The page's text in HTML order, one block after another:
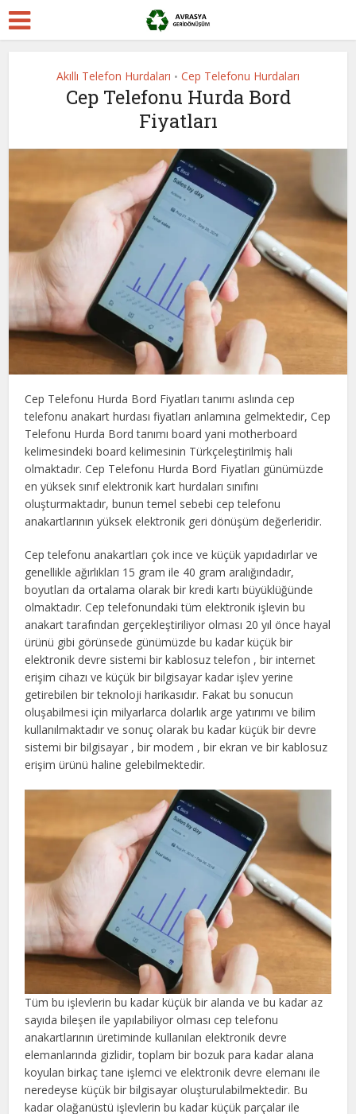
Akıllı Telefon Hurdaları • Cep Telefonu Hurdaları
Cep Telefonu Hurda Bord
Fiyatları
Cep Telefonu Hurda Bord Fiyatları tanımı aslında cep
telefonu anakart hurdası fiyatları anlamına gelmektedir, Cep
Telefonu Hurda Bord tanımı board yani motherboard
kelimesindeki board kelimesinin Türkçeleştirilmiş hali
olmaktadır. Cep Telefonu Hurda Bord Fiyatları günümüzde
en yüksek sınıf elektronik kart hurdaları sınıfını
oluşturmaktadır, bunun temel sebebi cep telefonu
anakartlarının yüksek elektronik geri dönüşüm değerleridir.
Cep telefonu anakartları çok ince ve küçük yapıdadırlar ve
genellikle ağırlıkları 15 gram ile 40 gram aralığındadır,
boyutları da ortalama olarak bir kredi kartı büyüklüğünde
olmaktadır. Cep telefonundaki tüm elektronik işlevin bu
anakart tarafından gerçekleştiriliyor olması 20 yıl önce hayal
ürünü gibi görünsede günümüzde bu kadar küçük bir
elektronik devre sistemi bir kablosuz telefon , bir internet
erişim cihazı ve küçük bir bilgisayar kadar işlev yerine
getirebilen bir teknoloji harikasıdır. Fakat bu sonucun
oluşabilmesi için milyarlarca dolarlık arge yatırımı ve bilim
kullanılmaktadır ve sonuç olarak bu kadar küçük bir devre
sistemi bir bilgisayar , bir modem , bir ekran ve bir kablosuz
erişim ürünü haline gelebilmektedir.
Tüm bu işlevlerin bu kadar küçük bir alanda ve bu kadar az
sayıda bileşen ile yapılabiliyor olması cep telefonu
anakartlarının üretiminde kullanılan elektronik devre
elemanlarında gizlidir, toplam bir bozuk para kadar alana
koyulan birkaç tane işlemci ve elektronik devre elemanı ile
neredeyse küçük bir bilgisayar oluşturulabilmektedir. Bu
kadar olağanüstü işlevlerin bu kadar küçük parçalar ile